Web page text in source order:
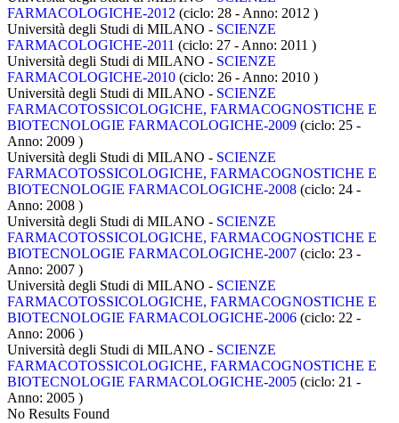
FARMACOLOGICHE-2012 (ciclo: 28 - Anno: 2012 )
Università degli Studi di MILANO - SCIENZE
FARMACOLOGICHE-2011 (ciclo: 27 - Anno: 2011 )
Università degli Studi di MILANO - SCIENZE
FARMACOLOGICHE-2010 (ciclo: 26 - Anno: 2010 )
Università degli Studi di MILANO - SCIENZE
FARMACOTOSSICOLOGICHE, FARMACOGNOSTICHE E
BIOTECNOLOGIE FARMACOLOGICHE-2009 (ciclo: 25 -
Anno: 2009 )
Università degli Studi di MILANO - SCIENZE
FARMACOTOSSICOLOGICHE, FARMACOGNOSTICHE E
BIOTECNOLOGIE FARMACOLOGICHE-2008 (ciclo: 24 -
Anno: 2008 )
Università degli Studi di MILANO - SCIENZE
FARMACOTOSSICOLOGICHE, FARMACOGNOSTICHE E
BIOTECNOLOGIE FARMACOLOGICHE-2007 (ciclo: 23 -
Anno: 2007 )
Università degli Studi di MILANO - SCIENZE
FARMACOTOSSICOLOGICHE, FARMACOGNOSTICHE E
BIOTECNOLOGIE FARMACOLOGICHE-2006 (ciclo: 22 -
Anno: 2006 )
Università degli Studi di MILANO - SCIENZE
FARMACOTOSSICOLOGICHE, FARMACOGNOSTICHE E
BIOTECNOLOGIE FARMACOLOGICHE-2005 (ciclo: 21 -
Anno: 2005 )
No Results Found